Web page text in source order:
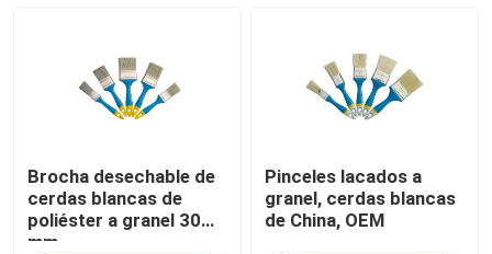
Brocha desechable de
cerdas blancas de
poliéster a granel 30
mm
Pinceles lacados a
granel, cerdas blancas
de China, OEM